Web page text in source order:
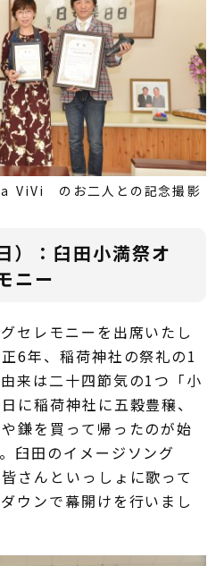
ViVi のお二人との記念撮影
）：臼田小満祭オ
ニー
セレモニーを出席いたし
6年、稲荷神社の祭礼の1
来は二十四節気の1つ「小
に稲荷神社に五穀豊穣、
鎌を買って帰ったのが始
臼田のイメージソング
さんといっしょに歌って
ウンで幕開けを行いまし